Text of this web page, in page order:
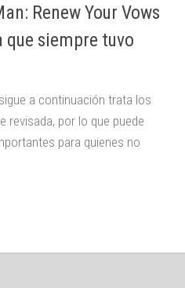
Renew Your Vows
siempre tuvo
a continuación trata los
revisada, por lo que puede
para quienes no